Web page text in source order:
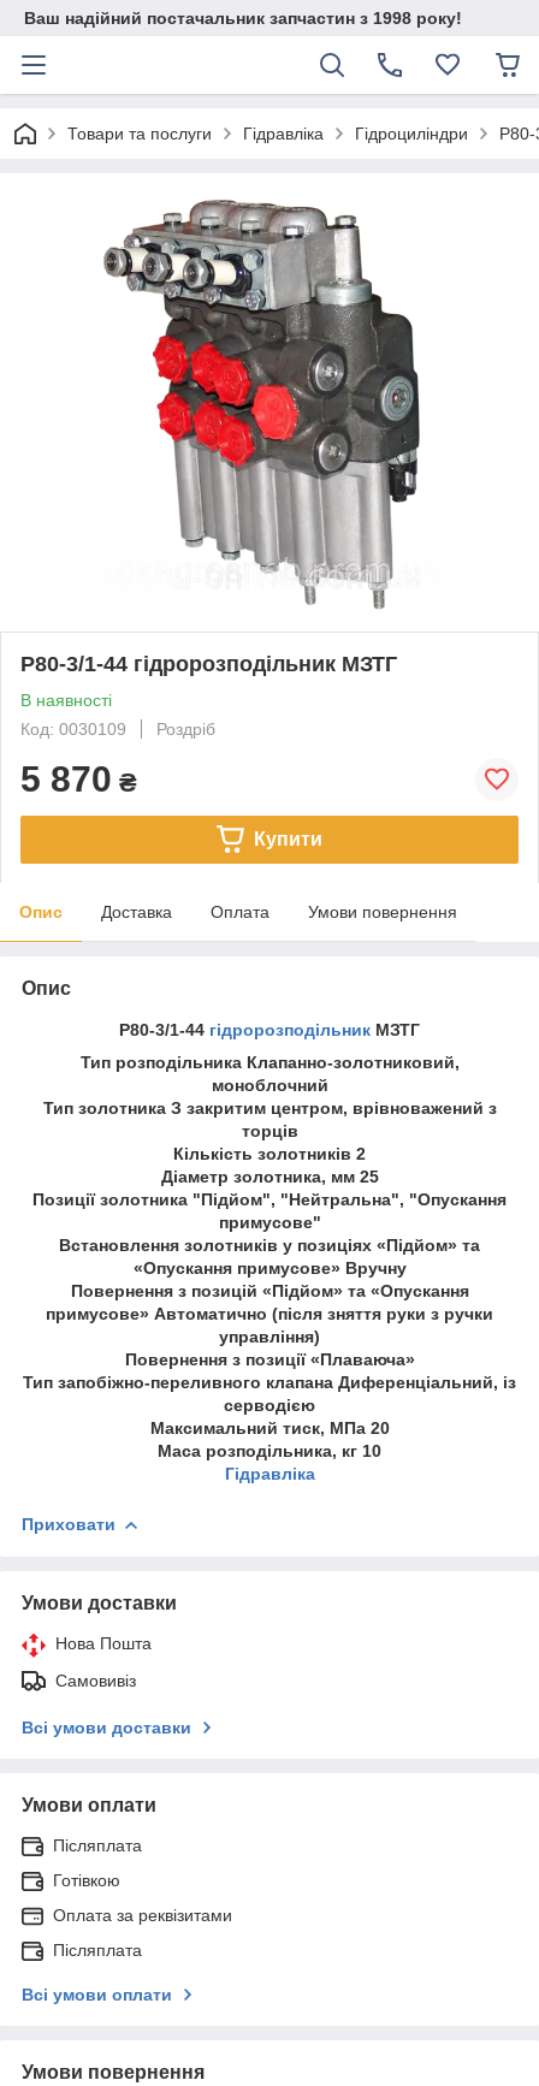
Ваш надійний постачальник запчастин з 1998 року!
Товари та послуги Гідравліка Гідроциліндри Р80-
Р80-3/1-44 гідророзподільник МЗТГ
В наявності
Код: 0030109
Роздріб
5 870 ₴
Купити
Опис Доставка Оплата Умови повернення
Опис
Р80-3/1-44 гідророзподільник МЗТГ
Тип розподільника Клапанно-золотниковий,
моноблочний
Тип золотника З закритим центром, врівноважений з
торців
Кількість золотників 2
Діаметр золотника, мм 25
Позиції золотника "Підйом", "Нейтральна", "Опускання
примусове"
Встановлення золотників у позиціях «Підйом» та
«Опускання примусове» Вручну
Повернення з позицій «Підйом» та «Опускання
примусове» Автоматично (після зняття руки з ручки
управління)
Повернення з позиції «Плаваюча»
Тип запобіжно-переливного клапана Диференціальний, із
серводією
Максимальний тиск, МПа 20
Маса розподільника, кг 10
Гідравліка
Приховати
Умови доставки
Нова Пошта
Самовивіз
Всі умови доставки
Умови оплати
Післяплата
Готівкою
Оплата за реквізитами
Післяплата
Всі умови оплати
Умови повернення